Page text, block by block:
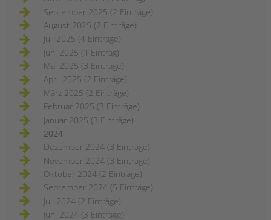
September 2025 (2 Einträge)
August 2025 (2 Einträge)
Juli 2025 (4 Einträge)
Juni 2025 (1 Eintrag)
Mai 2025 (3 Einträge)
April 2025 (2 Einträge)
März 2025 (2 Einträge)
Februar 2025 (3 Einträge)
Januar 2025 (3 Einträge)
2024
Dezember 2024 (3 Einträge)
November 2024 (3 Einträge)
Oktober 2024 (2 Einträge)
September 2024 (5 Einträge)
Juli 2024 (2 Einträge)
Juni 2024 (3 Einträge)